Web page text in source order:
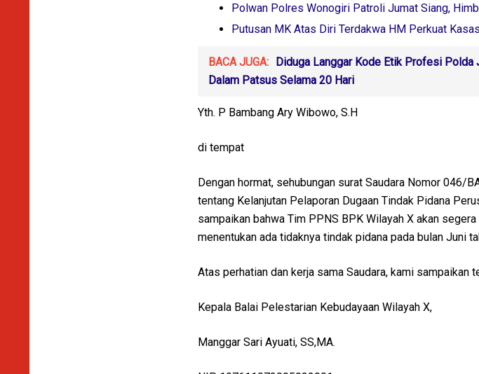
Polwan Polres Wonogiri Patroli Jumat Siang,
Putusan MK Atas Diri Terdakwa HM Perkuat
BACA JUGA: Diduga Langgar Kode Etik Profesi Polda
Dalam Patsus Selama 20 Hari
Yth. P Bambang Ary Wibowo, S.H
di tempat
Dengan hormat, sehubungan surat Saudara Nomor 046/
tentang Kelanjutan Pelaporan Dugaan Tindak Pidana
sampaikan bahwa Tim PPNS BPK Wilayah X akan
menentukan ada tidaknya tindak pidana pada bulan Juni
Atas perhatian dan kerja sama Saudara, kami sampaikan
Kepala Balai Pelestarian Kebudayaan Wilayah X,
Manggar Sari Ayuati, SS,MA.